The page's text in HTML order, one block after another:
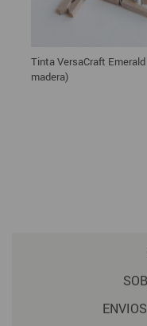
Tinta VersaCraft
madera)